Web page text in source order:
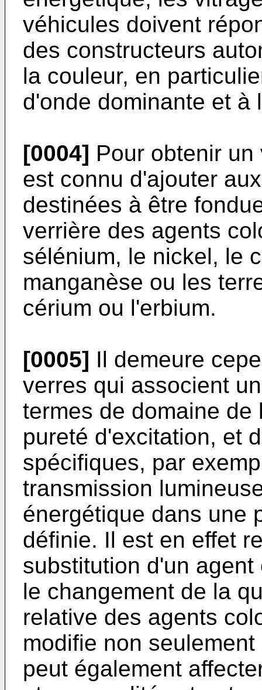
véhicules doivent
des constructeurs
la couleur, en
d'onde dominante et à
[0004] Pour obtenir
est connu d'ajouter
destinées à être
verrière des agents
sélénium, le nickel, le
manganèse ou les
cérium ou l'erbium.
[0005] Il demeure
verres qui associent
termes de domaine
pureté d'excitation, et
spécifiques, par
transmission
énergétique dans une
définie. Il est en effet
substitution d'un
le changement de la
relative des agents
modifie non
peut également